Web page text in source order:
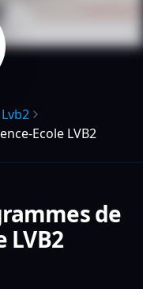
Ecole LVB2
de
LVB2